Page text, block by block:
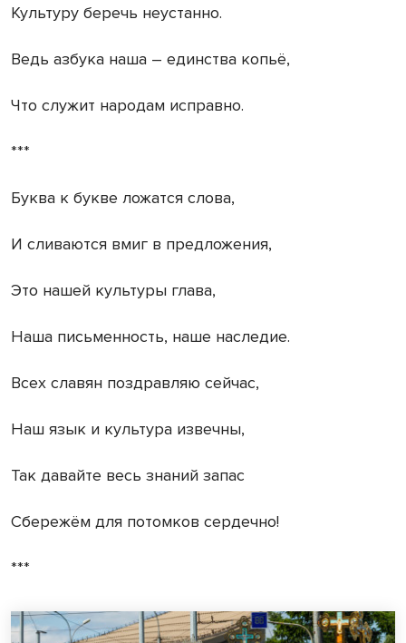
Культуру беречь неустанно.
Ведь азбука наша – единства копьё,
Что служит народам исправно.
***
Буква к букве ложатся слова,
И сливаются вмиг в предложения,
Это нашей культуры глава,
Наша письменность, наше наследие.
Всех славян поздравляю сейчас,
Наш язык и культура извечны,
Так давайте весь знаний запас
Сбережём для потомков сердечно!
***